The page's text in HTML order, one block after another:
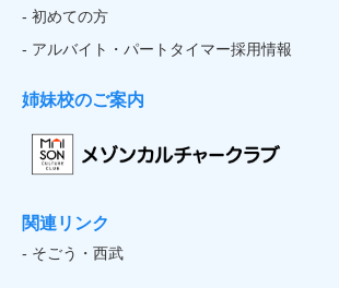
- 初めての方
- アルバイト・パートタイマー採用情報
姉妹校のご案内
関連リンク
- そごう・西武